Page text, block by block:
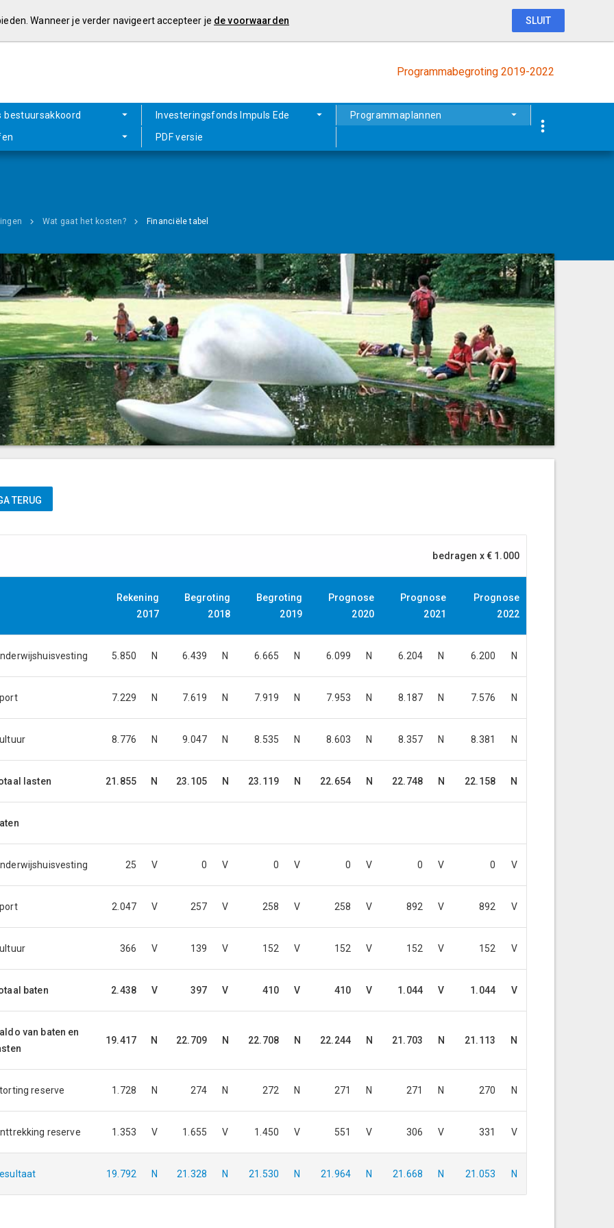
Programmabegroting 2019-2022
bestuursakkoord Investeringsfonds Impuls Ede
Programmaplannen
PDF versie
Wat gaat het kosten? Financiële tabel
bedragen x € 1.000
Rekening
2017
Begroting
2018
Begroting
2019
Prognose
2020
Prognose
2021
Prognose
2022
5.850 N 6.439 N 6.665 N 6.099 N 6.204 N 6.200 N
7.229 N 7.619 N 7.919 N 7.953 N 8.187 N 7.576 N
8.776 N 9.047 N 8.535 N 8.603 N 8.357 N 8.381 N
lasten 21.855 N 23.105 N 23.119 N 22.654 N 22.748 N 22.158 N
25 V 0 V 0 V 0 V 0 V 0 V
2.047 V 257 V 258 V 258 V 892 V 892 V
366 V 139 V 152 V 152 V 152 V 152 V
baten 2.438 V 397 V 410 V 410 V 1.044 V 1.044 V
van baten en
19.417 N 22.709 N 22.708 N 22.244 N 21.703 N 21.113 N
reserve 1.728 N 274 N 272 N 271 N 271 N 270 N
reserve 1.353 V 1.655 V 1.450 V 551 V 306 V 331 V
19.792 N 21.328 N 21.530 N 21.964 N 21.668 N 21.053 N
Wanneer je verder navigeert accepteer je de voorwaarden SLUIT